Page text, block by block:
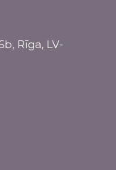
Rīga, LV-